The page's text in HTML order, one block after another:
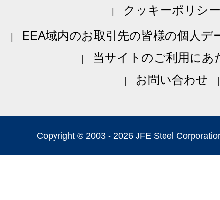
クッキーポリシー
EEA域内のお取引先の皆様の個人デ
当サイトのご利用にあ
お問い合わせ
Copyright © 2003 - 2026 JFE Steel